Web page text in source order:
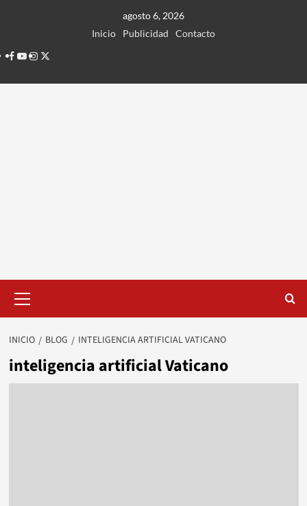
agosto 6, 2026
Inicio
Publicidad
Contacto
Facebook
Youtube
Instagram
Twitter
principal
INICIO BLOG INTELIGENCIA ARTIFICIAL VATICANO
inteligencia artificial Vaticano